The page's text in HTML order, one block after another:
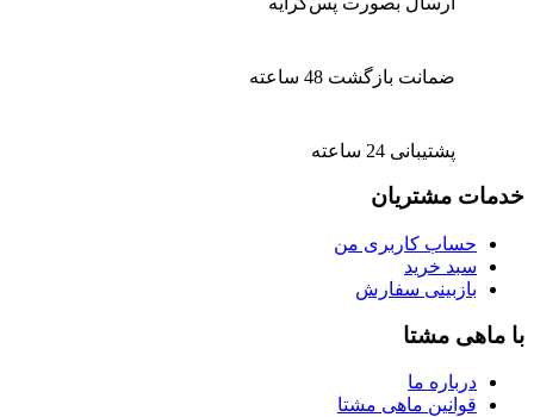
ضمانت بازگشت 48 ساعته
پشتیبانی 24 ساعته
خدمات مشتریان
حساب کاربری من
سبد خرید
بازبینی سفارش
با ماهی مشتا
درباره ما
قوانین ماهی مشتا